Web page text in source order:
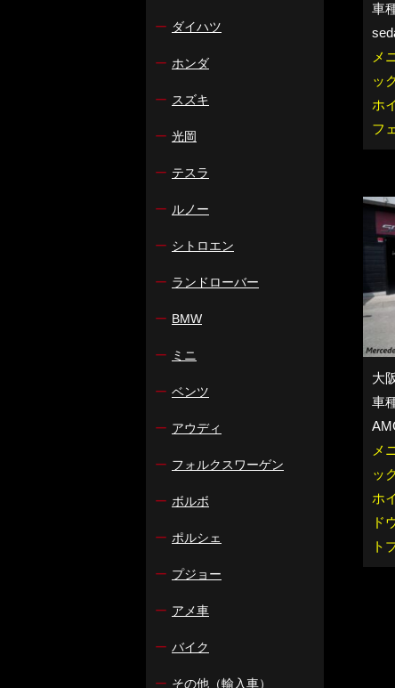
車
メ
ッ
ホ
フ
大
車
メ
ッ
ホ
ド
ト
ー ダイハツ
ー ホンダ
ー スズキ
ー 光岡
ー テスラ
ー ルノー
ー シトロエン
ー ランドローバー
ー BMW
ー ミニ
ー ベンツ
ー アウディ
ー フォルクスワーゲン
ー ボルボ
ー ポルシェ
ー プジョー
ー アメ車
ー バイク
ー その他（輸入車）